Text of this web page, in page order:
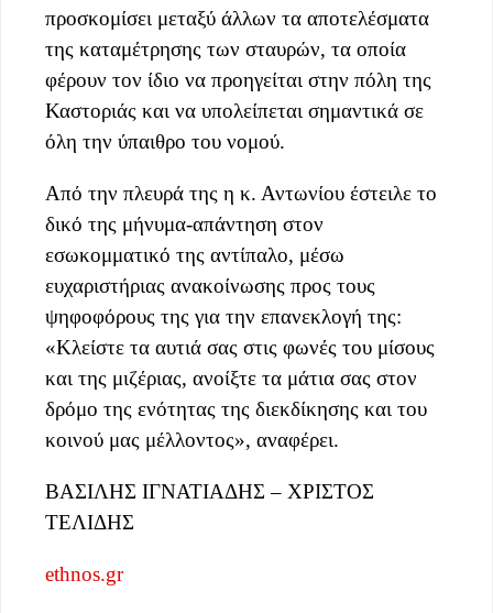
προσκομίσει μεταξύ άλλων τα αποτελέσματα
της καταμέτρησης των σταυρών, τα οποία
φέρουν τον ίδιο να προηγείται στην πόλη της
Καστοριάς και να υπολείπεται σημαντικά σε
όλη την ύπαιθρο του νομού.
Από την πλευρά της η κ. Αντωνίου έστειλε το
δικό της μήνυμα-απάντηση στον
εσωκομματικό της αντίπαλο, μέσω
ευχαριστήριας ανακοίνωσης προς τους
ψηφοφόρους της για την επανεκλογή της:
«Κλείστε τα αυτιά σας στις φωνές του μίσους
και της μιζέριας, ανοίξτε τα μάτια σας στον
δρόμο της ενότητας της διεκδίκησης και του
κοινού μας μέλλοντος», αναφέρει.
ΒΑΣΙΛΗΣ ΙΓΝΑΤΙΑΔΗΣ – ΧΡΙΣΤΟΣ
ΤΕΛΙΔΗΣ
ethnos.gr